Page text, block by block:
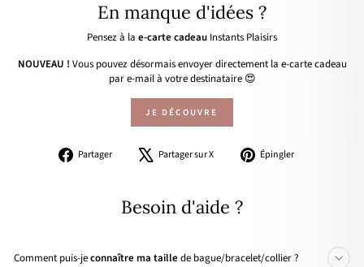
En manque d'idées ?
Pensez à la e-carte cadeau Instants Plaisirs
NOUVEAU ! Vous pouvez désormais envoyer directement la e-carte cadeau
par e-mail à votre destinataire 😍
JE DÉCOUVRE
Partager
PartagerPartager sur X
Tweeter Épingler
Besoin d'aide ?
Comment puis-jeconnaître ma taille de bague/bracelet/collier ?